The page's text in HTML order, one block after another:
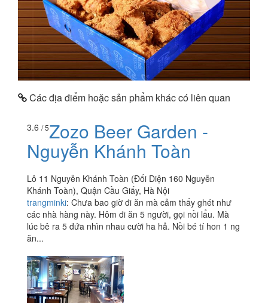
Các địa điểm hoặc sản phẩm khác có liên quan
3.6 / 5Zozo Beer Garden -
Nguyễn Khánh Toàn
Lô 11 Nguyễn Khánh Toàn (Đối Diện 160 Nguyễn
Khánh Toàn), Quận Cầu Giấy, Hà Nội
trangminki: Chưa bao giờ đi ăn mà cảm thấy ghét như
các nhà hàng này. Hôm đi ăn 5 người, gọi nồi lẩu. Mà
lúc bê ra 5 đứa nhìn nhau cười ha hả. Nồi bé tí hon 1 ng
ăn...